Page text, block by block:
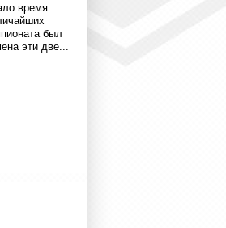
время
был
эти две...